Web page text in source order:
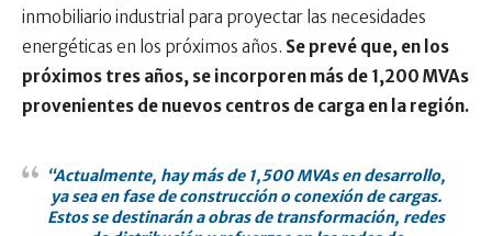
inmobiliario industrial para proyectar las necesidades
energéticas en los próximos años. Se prevé que, en los
próximos tres años, se incorporen más de 1,200 MVAs
provenientes de nuevos centros de carga en la región.
“Actualmente, hay más de 1,500 MVAs en desarrollo,
ya sea en fase de construcción o conexión de cargas.
Estos se destinarán a obras de transformación, redes